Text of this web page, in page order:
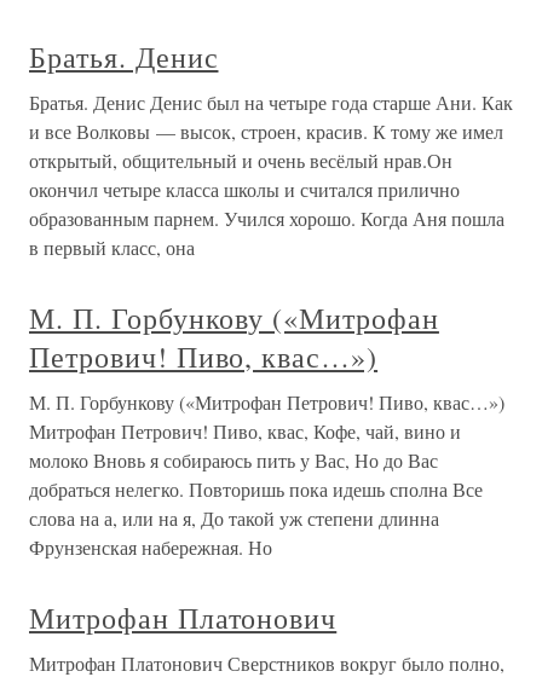
Братья. Денис
Братья. Денис Денис был на четыре года старше Ани. Как
и все Волковы — высок, строен, красив. К тому же имел
открытый, общительный и очень весёлый нрав.Он
окончил четыре класса школы и считался прилично
образованным парнем. Учился хорошо. Когда Аня пошла
в первый класс, она
М. П. Горбункову («Митрофан
Петрович! Пиво, квас…»)
М. П. Горбункову («Митрофан Петрович! Пиво, квас…»)
Митрофан Петрович! Пиво, квас, Кофе, чай, вино и
молоко Вновь я собираюсь пить у Вас, Но до Вас
добраться нелегко. Повторишь пока идешь сполна Все
слова на а, или на я, До такой уж степени длинна
Фрунзенская набережная. Но
Митрофан Платонович
Митрофан Платонович Сверстников вокруг было полно,